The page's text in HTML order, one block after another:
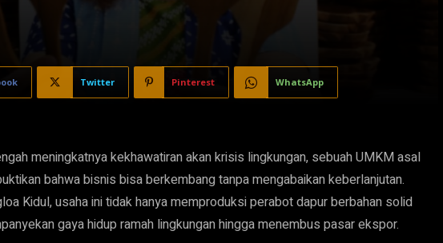
Twitter Pinterest WhatsApp
meningkatnya kekhawatiran akan krisis lingkungan, sebuah UMKM asal
bahwa bisnis bisa berkembang tanpa mengabaikan keberlanjutan.
Kidul, usaha ini tidak hanya memproduksi perabot dapur berbahan solid
gaya hidup ramah lingkungan hingga menembus pasar ekspor.